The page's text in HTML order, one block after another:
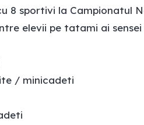
8 sportivi la Campionatul
elevii pe tatami ai sensei
/ minicadeti